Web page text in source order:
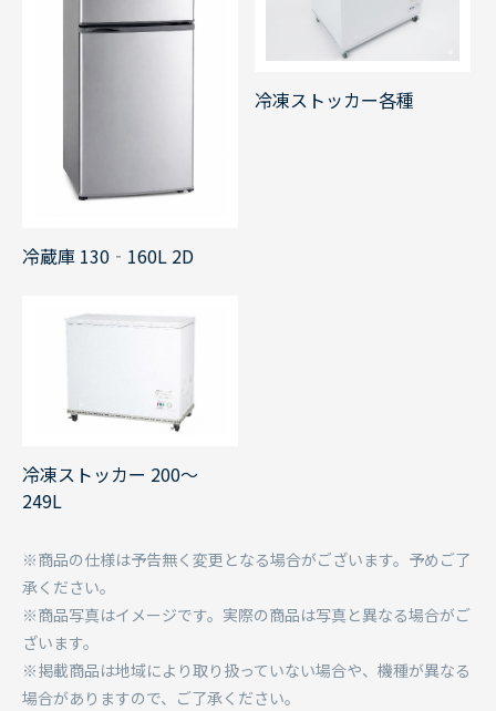
冷蔵庫 130‐160L 2D
冷凍ストッカー各種
冷凍ストッカー 200～
249L
※商品の仕様は予告無く変更となる場合がございます。予めご了
承ください。
※商品写真はイメージです。実際の商品は写真と異なる場合がご
ざいます。
※掲載商品は地域により取り扱っていない場合や、機種が異なる
場合がありますので、ご了承ください。